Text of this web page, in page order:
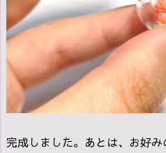
完成しました。あとは、お好